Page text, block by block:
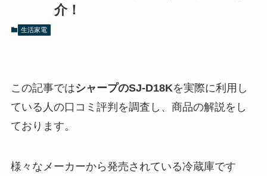
介！
生活家電
この記事ではシャープのSJ-D18Kを実際に利用し
ている人の口コミ評判を調査し、商品の解説をし
ております。
様々なメーカーから発売されている冷蔵庫です